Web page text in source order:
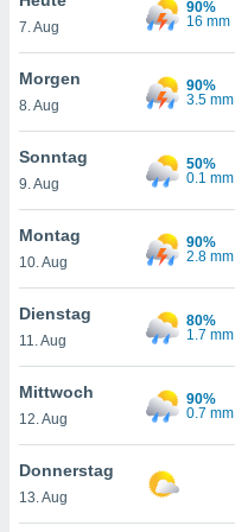
oder
Partner
es uns
das
der
Profil zu
Ihnen
finden
. Sie
jederzeit
Rand
7. Aug
90%
16 mm
Morgen
8. Aug
90%
3.5 mm
Sonntag
9. Aug
50%
0.1 mm
Montag
10. Aug
90%
2.8 mm
Dienstag
11. Aug
80%
1.7 mm
Mittwoch
12. Aug
90%
0.7 mm
Donnerstag
13. Aug